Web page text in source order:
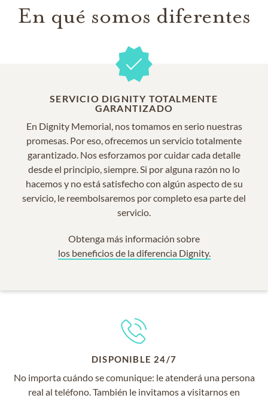
En qué somos diferentes
SERVICIO DIGNITY TOTALMENTE
GARANTIZADO
En Dignity Memorial, nos tomamos en serio nuestras
promesas. Por eso, ofrecemos un servicio totalmente
garantizado. Nos esforzamos por cuidar cada detalle
desde el principio, siempre. Si por alguna razón no lo
hacemos y no está satisfecho con algún aspecto de su
servicio, le reembolsaremos por completo esa parte del
servicio.
Obtenga más información sobre
los beneficios de la diferencia Dignity.
DISPONIBLE 24/7
No importa cuándo se comunique: le atenderá una persona
real al teléfono. También le invitamos a visitarnos en